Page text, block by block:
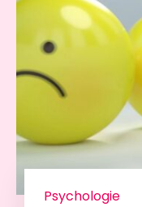
Psychologie